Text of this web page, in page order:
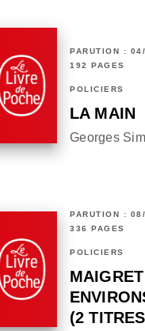
PARUTION :
192 PAGES
POLICIERS
LA MAIN
Georges
PARUTION :
336 PAGES
POLICIERS
(2